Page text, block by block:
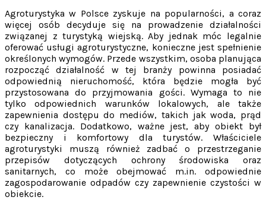
Agroturystyka w Polsce zyskuje na popularności, a coraz
więcej osób decyduje się na prowadzenie działalności
związanej z turystyką wiejską. Aby jednak móc legalnie
oferować usługi agroturystyczne, konieczne jest spełnienie
określonych wymogów. Przede wszystkim, osoba planująca
rozpocząć działalność w tej branży powinna posiadać
odpowiednią nieruchomość, która będzie mogła być
przystosowana do przyjmowania gości. Wymaga to nie
tylko odpowiednich warunków lokalowych, ale także
zapewnienia dostępu do mediów, takich jak woda, prąd
czy kanalizacja. Dodatkowo, ważne jest, aby obiekt był
bezpieczny i komfortowy dla turystów. Właściciele
agroturystyki muszą również zadbać o przestrzeganie
przepisów dotyczących ochrony środowiska oraz
sanitarnych, co może obejmować m.in. odpowiednie
zagospodarowanie odpadów czy zapewnienie czystości w
obiekcie.